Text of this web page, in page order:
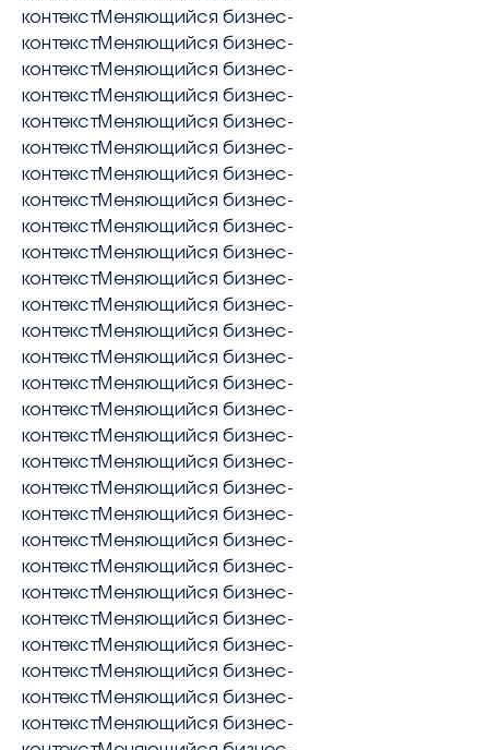
FR EN RU
контекстМеняющийся бизнес-
контекстМеняющийся бизнес-
контекстМеняющийся бизнес-
контекстМеняющийся бизнес-
контекстМеняющийся бизнес-
контекстМеняющийся бизнес-
контекстМеняющийся бизнес-
контекстМеняющийся бизнес-
контекстМеняющийся бизнес-
контекстМеняющийся бизнес-
контекстМеняющийся бизнес-
контекстМеняющийся бизнес-
контекстМеняющийся бизнес-
контекстМеняющийся бизнес-
контекстМеняющийся бизнес-
контекстМеняющийся бизнес-
контекстМеняющийся бизнес-
контекстМеняющийся бизнес-
контекстМеняющийся бизнес-
контекстМеняющийся бизнес-
контекстМеняющийся бизнес-
контекстМеняющийся бизнес-
контекстМеняющийся бизнес-
контекстМеняющийся бизнес-
контекстМеняющийся бизнес-
контекстМеняющийся бизнес-
контекстМеняющийся бизнес-
контекстМеняющийся бизнес-